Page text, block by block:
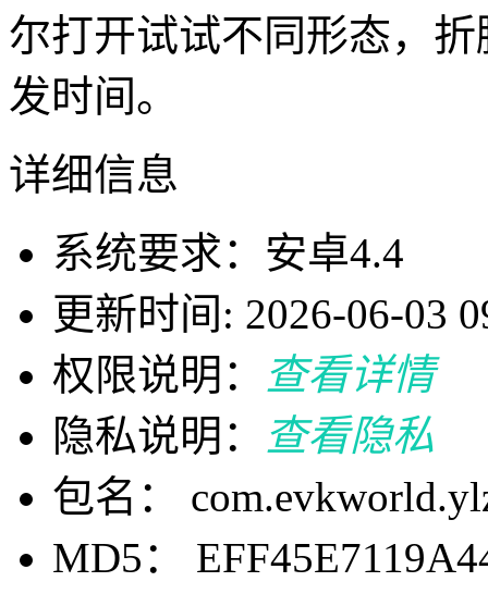
尔打开试试不同形态，
发时间。
详细信息
系统要求：安卓4.4
更新时间: 2026-06-03
权限说明：
查看详情
隐私说明：
查看隐私
包名：
MD5：